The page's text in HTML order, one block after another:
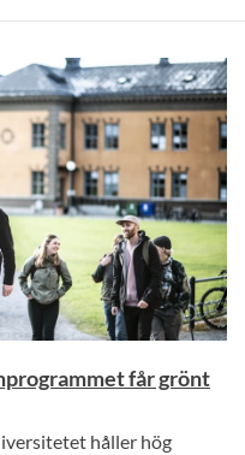
får grönt
håller hög